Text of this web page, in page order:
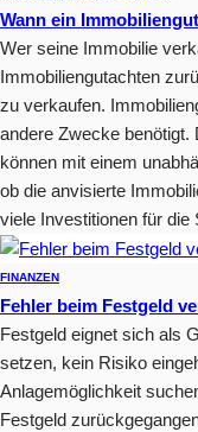
Wann ein
Wer seine Immobilie
Immobiliengutachten
zu verkaufen.
andere Zwecke benötigt.
können mit einem
ob die anvisierte
viele Investitionen für die
FINANZEN
Fehler beim Festgeld
Festgeld eignet sich als
setzen, kein Risiko
Anlagemöglichkeit
Festgeld